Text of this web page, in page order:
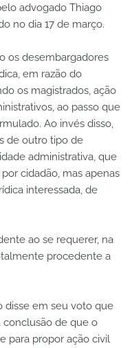
advogado Thiago
no dia 17 de março.
os desembargadores
em razão do
os magistrados, ação
ao passo que
Ao invés disso,
de outro tipo de
administrativa, que
cidadão, mas apenas
interessada, de
ao se requerer, na
procedente a
disse em seu voto que
conclusão de que o
para propor ação civil